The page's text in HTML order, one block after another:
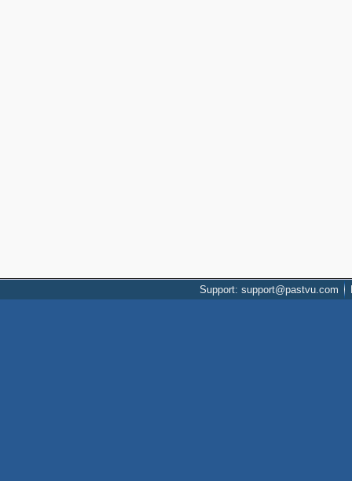
Support: support@pastvu.com